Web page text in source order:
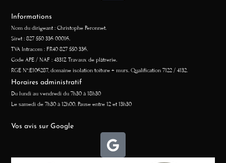
Informations
Nom du dirigeant : Christophe Peronnet.
Siret : 827 550 336 00016.
TVA Intracom : FR40 827 550 336.
Code APE / NAF : 4331Z Travaux de plâtrerie.
RGE N°:E106287, domaine isolation toiture + murs. Qualification 7122 / 4132.
Horaires administratif
Du lundi au vendredi du 7h30 à 18h30
Le samedi de 7h30 à 12h00. Pause entre 12 et 13h30
Vos avis sur Google